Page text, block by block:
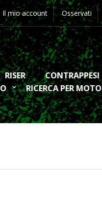
Il mio account Osservati
RISER CONTRAPPESI
RICERCA PER MOTO